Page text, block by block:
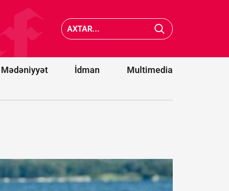
Mədəniyyət İdman Multimedia
Xocavənddə
traktor
düşdü